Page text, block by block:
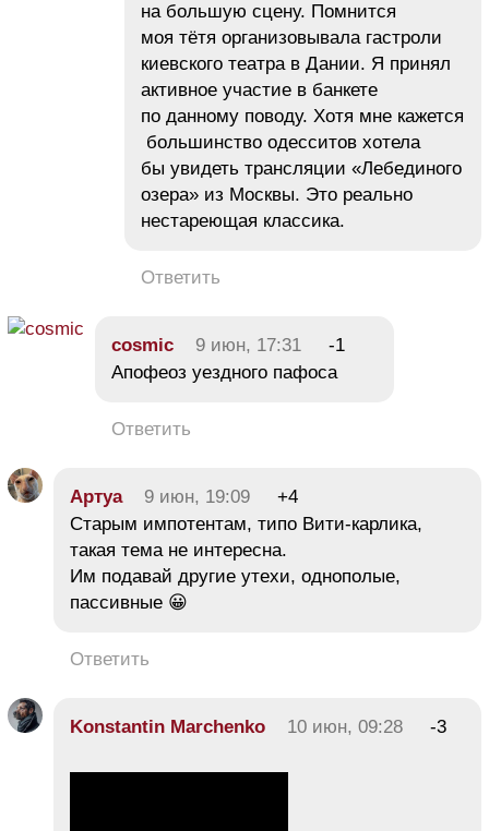
на большую сцену. Помнится
моя тётя организовывала гастроли
киевского театра в Дании. Я принял
активное участие в банкете
по данному поводу. Хотя мне кажется
большинство одесситов хотела
бы увидеть трансляции «Лебединого
озера» из Москвы. Это реально
нестареющая классика.
Ответить
cosmic 9 июн, 17:31
-1
Апофеоз уездного пафоса
Ответить
Aртуа 9 июн, 19:09
+4
Старым импотентам, типо Вити-карлика,
такая тема не интересна.
Им подавай другие утехи, однополые,
пассивные 😀
Ответить
Konstantin Marchenko 10 июн, 09:28 -3